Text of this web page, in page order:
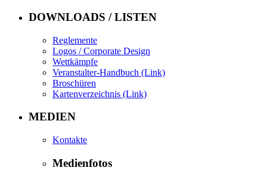
DOWNLOADS / LISTEN
Reglemente
Logos / Corporate Design
Wettkämpfe
Veranstalter-Handbuch (Link)
Broschüren
Kartenverzeichnis (Link)
MEDIEN
Kontakte
Medienfotos